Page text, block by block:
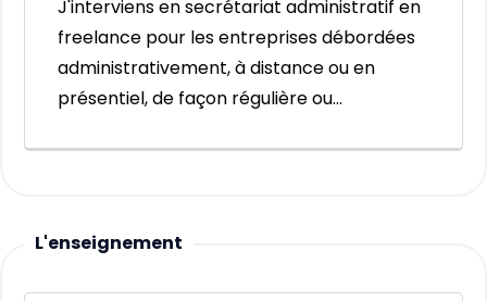
J'interviens en secrétariat administratif en
freelance pour les entreprises débordées
administrativement, à distance ou en
présentiel, de façon régulière ou…
L'enseignement